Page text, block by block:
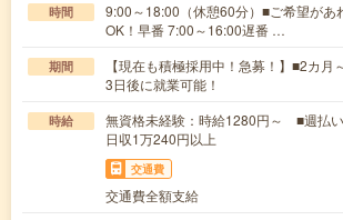
時間
9:00～18:00（休憩60分）■ご希望があ
OK！早番 7:00～16:00遅番 …
期間
【現在も積極採用中！急募！】■2カ
3日後に就業可能！
時給
無資格未経験：時給1280円～ ■週
日収1万240円以上
交通費
交通費全額支給